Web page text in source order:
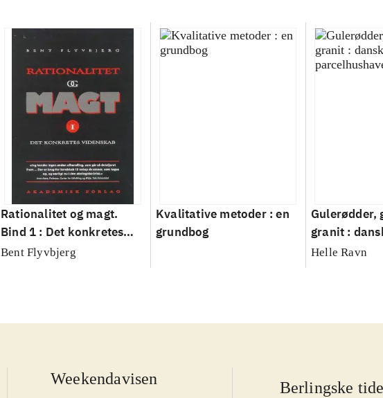
Rationalitet og magt.
Bind 1 : Det konkretes
videnskab
Bent Flyvbjerg
Kvalitative metoder : en
grundbog
Gulerødder,
granit :
Helle Ravn
Weekendavisen Berlingske